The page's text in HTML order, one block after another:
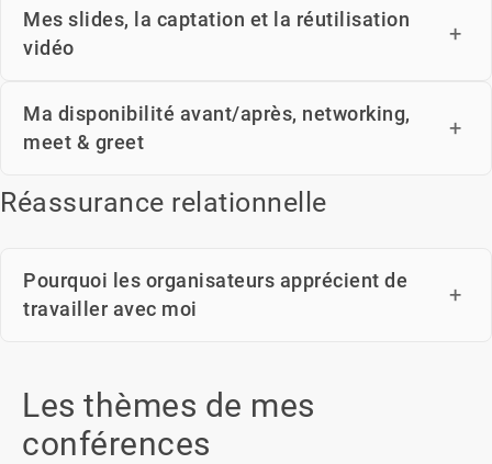
Mes slides, la captation et la réutilisation
vidéo
Ma disponibilité avant/après, networking,
meet & greet
Réassurance relationnelle
Pourquoi les organisateurs apprécient de
travailler avec moi
Les thèmes de mes
conférences